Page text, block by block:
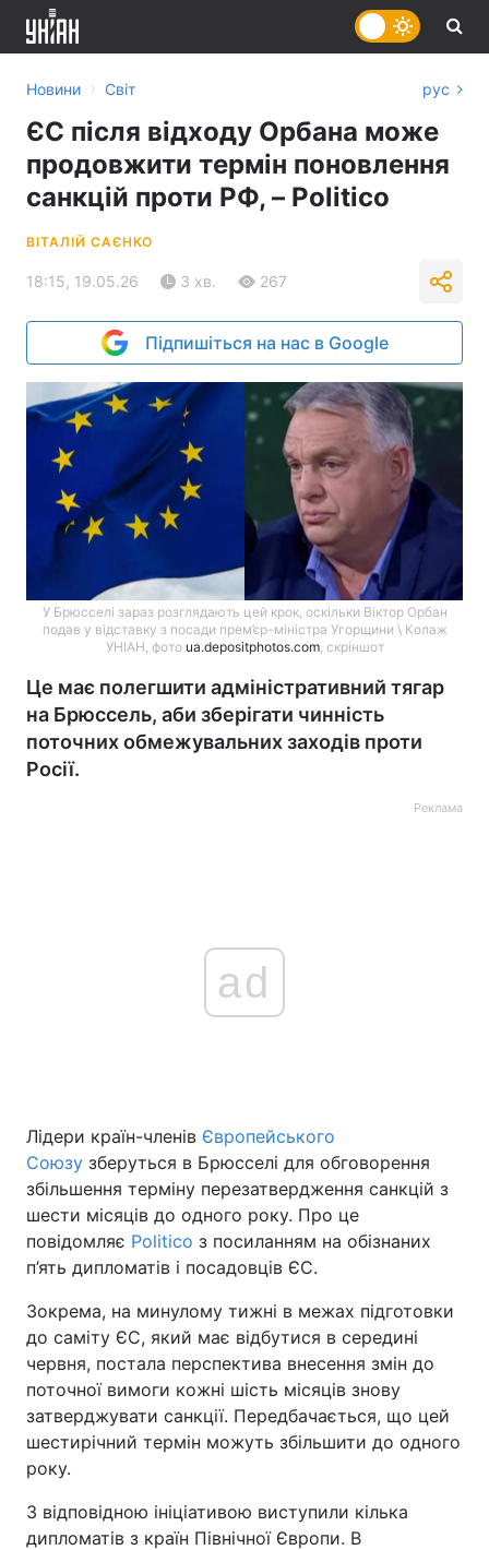
Економіка Світ
Спорт Наука
Техно і зв'язок Лайт
Зброя Інциденти
Здоров'я Туризм
Погода
Екологія Регіони
Лонгріди
Новини › Світ рус
ЄС після відходу Орбана може
продовжити термін поновлення
санкцій проти РФ, – Politico
ВІТАЛІЙ САЄНКО
18:15, 19.05.26 3 хв. 267
Підпишіться на нас в Google
У Брюсселі зараз розглядають цей крок, оскільки Віктор Орбан
подав у відставку з посади прем’єр-міністра Угорщини \ Колаж
УНІАН, фото ua.depositphotos.com, скріншот
Це має полегшити адміністративний тягар
на Брюссель, аби зберігати чинність
поточних обмежувальних заходів проти
Росії.
Реклама
ad
Лідери країн-членів Європейського
Союзу зберуться в Брюсселі для обговорення
збільшення терміну перезатвердження санкцій з
шести місяців до одного року. Про це
повідомляє Politico з посиланням на обізнаних
п’ять дипломатів і посадовців ЄС.
Зокрема, на минулому тижні в межах підготовки
до саміту ЄС, який має відбутися в середині
червня, постала перспектива внесення змін до
поточної вимоги кожні шість місяців знову
затверджувати санкції. Передбачається, що цей
шестирічний термін можуть збільшити до одного
року.
З відповідною ініціативою виступили кілька
дипломатів з країн Північної Європи. В